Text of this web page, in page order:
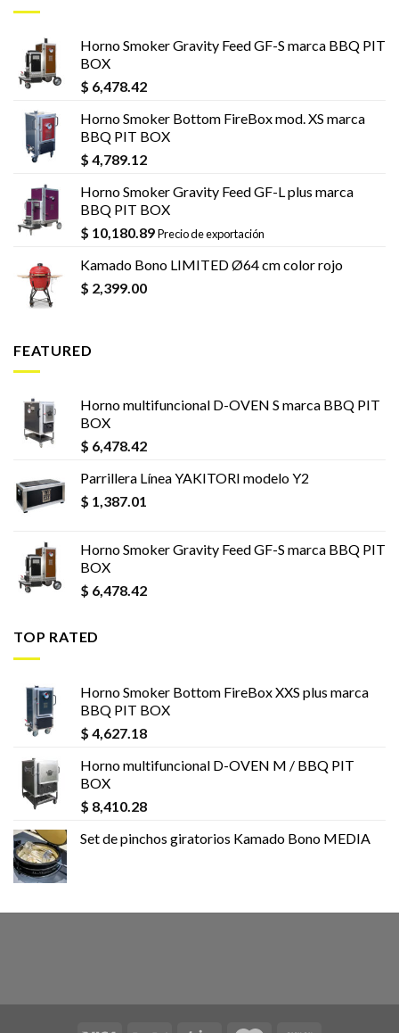
Horno Smoker Gravity Feed GF-S marca BBQ PIT
BOX
$ 6,478.42
Horno Smoker Bottom FireBox mod. XS marca
BBQ PIT BOX
$ 4,789.12
Horno Smoker Gravity Feed GF-L plus marca
BBQ PIT BOX
$ 10,180.89Precio de exportación
Kamado Bono LIMITED Ø64 cm color rojo
$ 2,399.00
FEATURED
Horno multifuncional D-OVEN S marca BBQ PIT
BOX
$ 6,478.42
Parrillera Línea YAKITORI modelo Y2
$ 1,387.01
Horno Smoker Gravity Feed GF-S marca BBQ PIT
BOX
$ 6,478.42
TOP RATED
Horno Smoker Bottom FireBox XXS plus marca
BBQ PIT BOX
$ 4,627.18
Horno multifuncional D-OVEN M / BBQ PIT
BOX
$ 8,410.28
Set de pinchos giratorios Kamado Bono MEDIA